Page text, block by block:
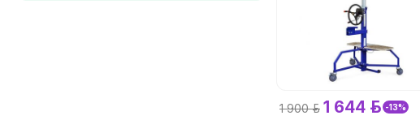
1 900 р. 1 644 р. -13%